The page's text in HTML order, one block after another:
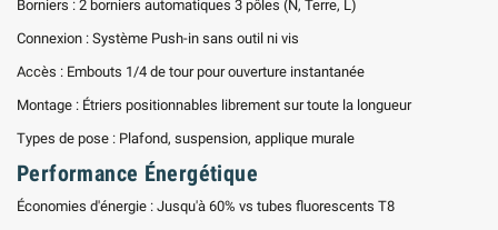
Borniers : 2 borniers automatiques 3 pôles (N, Terre, L)
Connexion : Système Push-in sans outil ni vis
Accès : Embouts 1/4 de tour pour ouverture instantanée
Montage : Étriers positionnables librement sur toute la longueur
Types de pose : Plafond, suspension, applique murale
Performance Énergétique
Économies d'énergie : Jusqu'à 60% vs tubes fluorescents T8